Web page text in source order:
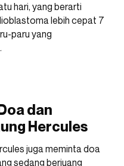
hari, yang berarti
lebih cepat 7
paru yang
dan
Hercules
juga meminta doa
sedang berjuang